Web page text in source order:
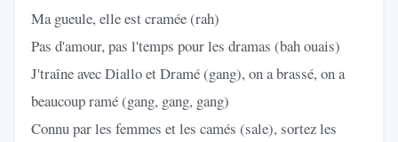
Ma gueule, elle est cramée (rah)
Pas d'amour, pas l'temps pour les dramas (bah ouais)
J'traîne avec Diallo et Dramé (gang), on a brassé, on a
beaucoup ramé (gang, gang, gang)
Connu par les femmes et les camés (sale), sortez les